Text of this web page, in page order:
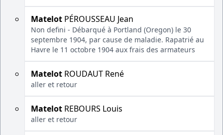
Matelot PÉROUSSEAU Jean
Non defini - Débarqué à Portland (Oregon) le 30
septembre 1904, par cause de maladie. Rapatrié au
Havre le 11 octobre 1904 aux frais des armateurs
Matelot ROUDAUT René
aller et retour
Matelot REBOURS Louis
aller et retour